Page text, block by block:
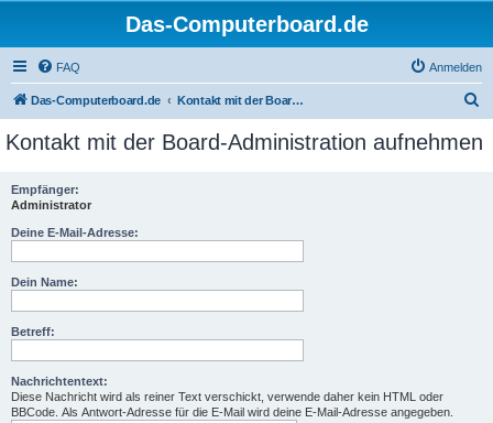
Das-Computerboard.de
FAQ Anmelden
Das-Computerboard.de Kontakt mit der Board-Administration aufnehmen
c
Kontakt mit der Board-Administration aufnehmen
Empfänger:
Administrator
Deine E-Mail-Adresse:
Dein Name:
Betreff:
Nachrichtentext:
Diese Nachricht wird als reiner Text verschickt, verwende daher kein HTML oder
BBCode. Als Antwort-Adresse für die E-Mail wird deine E-Mail-Adresse angegeben.